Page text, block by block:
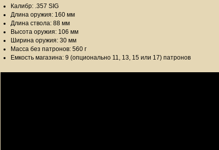
Калибр: .357 SIG
Длина оружия: 160 мм
Длина ствола: 88 мм
Высота оружия: 106 мм
Ширина оружия: 30 мм
Масса без патронов: 560 г
Емкость магазина: 9 (опционально 11, 13, 15 или 17) патронов